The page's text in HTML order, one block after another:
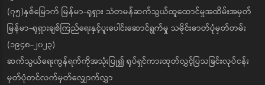
(၇၅)နှစ်မြောက် မြန်မာ-ရုရှား သံတမန်ဆက်သွယ်ထူထောင်မှုအထိမ်းအမှတ်
မြန်မာ-ရုရှားချစ်ကြည်ရေးနှင့်ပူးပေါင်းဆောင်ရွက်မှု သမိုင်းဓာတ်ပုံမှတ်တမ်း
(၁၉၄၈-၂၀၂၃)
ဆက်သွယ်ရေးကွန်ရက်ကိုအသုံးပြု၍ ရုပ်ရှင်ကားထုတ်လွှင့်ပြသခြင်းလုပ်ငန်း
မှတ်ပုံတင်လက်မှတ်လျှောက်လွှာ